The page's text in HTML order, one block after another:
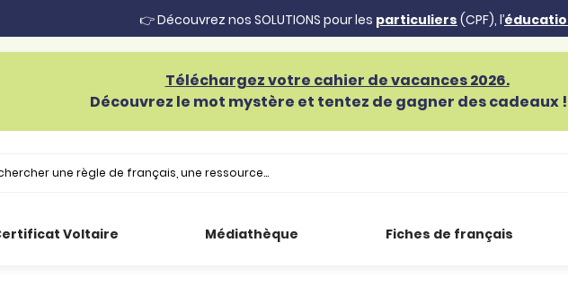
👉 Découvrez nos SOLUTIONS pour les particuliers (CPF), l’
Téléchargez votre cahier de vacances 2026.
Découvrez le mot mystère et tentez de gagner des cadeaux !
Voltaire Médiathèque Fiches de français